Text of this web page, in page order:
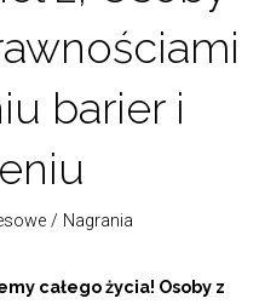
barier i
/ Nagrania
całego życia! Osoby z